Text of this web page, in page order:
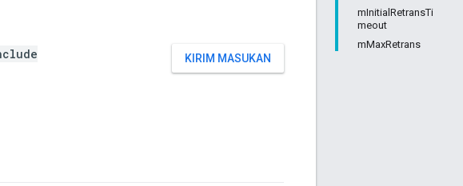
mInitialRetransTi
meout
mMaxRetrans
KIRIM MASUKAN